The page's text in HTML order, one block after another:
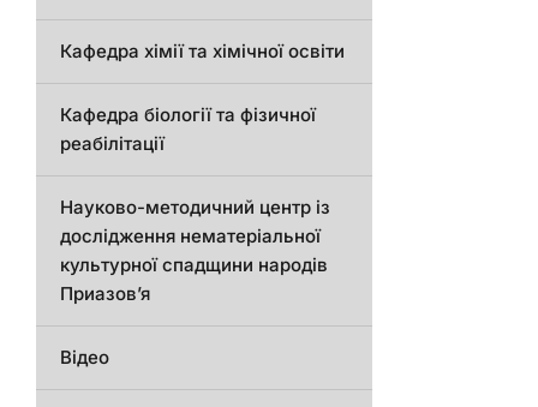
Кафедра хімії та хімічної освіти
Кафедра біології та фізичної
реабілітації
Науково-методичний центр із
дослідження нематеріальної
культурної спадщини народів
Приазов’я
Відео